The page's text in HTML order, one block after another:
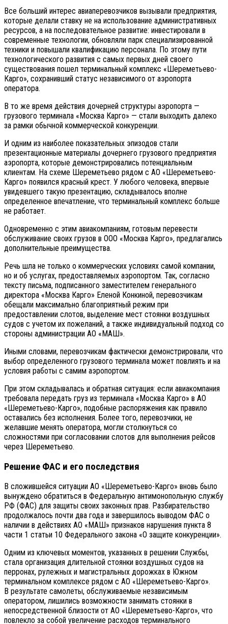
Все больший интерес авиаперевозчиков вызывали предприятия,
которые делали ставку не на использование административных
ресурсов, а на последовательное развитие: инвестировали в
современные технологии, обновляли парк специализированной
техники и повышали квалификацию персонала. По этому пути
технологического развития с самых первых дней своего
существования пошел терминальный комплекс «Шереметьево-
Карго», сохранивший статус независимого от аэропорта
оператора.
В то же время действия дочерней структуры аэропорта —
грузового терминала «Москва Карго» — стали выходить далеко
за рамки обычной коммерческой конкуренции.
И одним из наиболее показательных эпизодов стали
презентационные материалы дочернего грузового предприятия
аэропорта, которые демонстрировались потенциальным
клиентам. На схеме Шереметьево рядом с АО «Шереметьево-
Карго» появился красный крест. У любого человека, впервые
увидевшего такую презентацию, складывалось вполне
определенное впечатление, что терминальный комплекс больше
не работает.
Одновременно с этим авиакомпаниям, готовым перевести
обслуживание своих грузов в ООО «Москва Карго», предлагались
дополнительные преимущества.
Речь шла не только о коммерческих условиях самой компании,
но и об услугах, предоставляемых аэропортом. Так, согласно
тексту письма, подписанного заместителем генерального
директора «Москва Карго» Еленой Конкиной, перевозчикам
обещали максимально благоприятный режим при
предоставлении слотов, выделение мест стоянки воздушных
судов с учетом их пожеланий, а также индивидуальный подход со
стороны администрации АО «МАШ».
Иными словами, перевозчикам фактически демонстрировали, что
выбор определенного грузового терминала может повлиять и на
условия работы с самим аэропортом.
При этом складывалась и обратная ситуация: если авиакомпания
требовала передать груз из терминала «Москва Карго» в АО
«Шереметьево-Карго», подобные распоряжения как правило
оставались без исполнения. Более того, перевозчики, не
желавшие менять оператора, могли столкнуться со
сложностями при согласовании слотов для выполнения рейсов
через Шереметьево.
Решение ФАС и его последствия
В сложившейся ситуации АО «Шереметьево-Карго» вновь было
вынуждено обратиться в Федеральную антимонопольную службу
РФ (ФАС) для защиты своих законных прав. Разбирательство
продолжалось почти два года и завершилось выводом ФАС о
наличии в действиях АО «МАШ» признаков нарушения пункта 8
части 1 статьи 10 Федерального закона «О защите конкуренции».
Одним из ключевых моментов, указанных в решении Службы,
стала организация длительной стоянки воздушных судов на
перронах, рулежных и магистральных дорожках в Южном
терминальном комплексе рядом с АО «Шереметьево-Карго».
В результате самолеты, обслуживаемые независимым
оператором, лишились возможности занимать стоянки в
непосредственной близости от АО «Шереметьево-Карго», что
повлекло за собой увеличение расходов терминального